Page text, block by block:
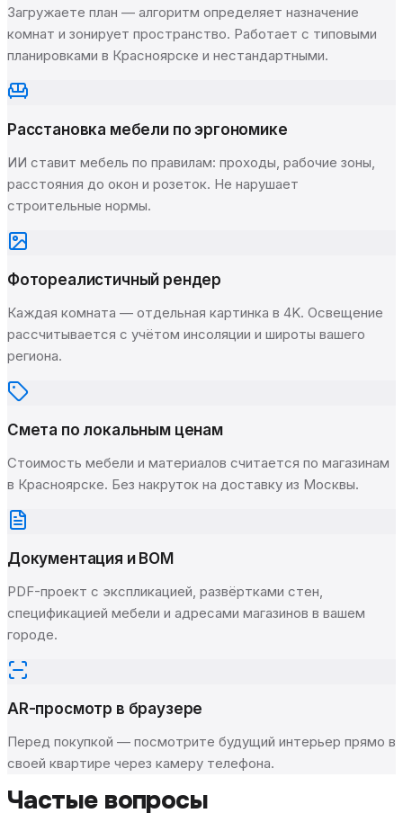
Загружаете план — алгоритм определяет назначение
комнат и зонирует пространство. Работает с типовыми
планировками в Красноярске и нестандартными.
Расстановка мебели по эргономике
ИИ ставит мебель по правилам: проходы, рабочие зоны,
расстояния до окон и розеток. Не нарушает
строительные нормы.
Фотореалистичный рендер
Каждая комната — отдельная картинка в 4K. Освещение
рассчитывается с учётом инсоляции и широты вашего
региона.
Смета по локальным ценам
Стоимость мебели и материалов считается по магазинам
в Красноярске. Без накруток на доставку из Москвы.
Документация и BOM
PDF-проект с экспликацией, развёртками стен,
спецификацией мебели и адресами магазинов в вашем
городе.
AR-просмотр в браузере
Перед покупкой — посмотрите будущий интерьер прямо в
своей квартире через камеру телефона.
Частые вопросы